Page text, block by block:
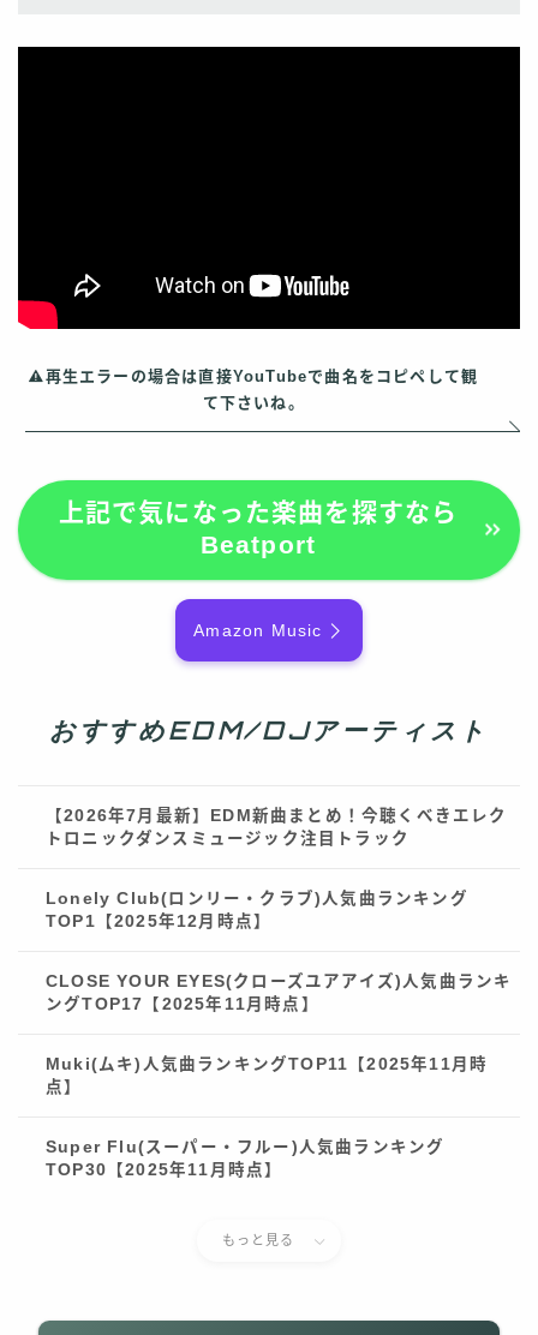
再生エラーの場合は直接YouTubeで曲名をコピペして観
て下さいね。
上記で気になった楽曲を探すなら
Beatport
Amazon Music
おすすめEDM/DJアーティスト
【2026年7月最新】EDM新曲まとめ！今聴くべきエレク
トロニックダンスミュージック注目トラック
Lonely Club(ロンリー・クラブ)人気曲ランキング
TOP1【2025年12月時点】
CLOSE YOUR EYES(クローズユアアイズ)人気曲ランキ
ングTOP17【2025年11月時点】
Muki(ムキ)人気曲ランキングTOP11【2025年11月時
点】
Super Flu(スーパー・フルー)人気曲ランキング
TOP30【2025年11月時点】
もっと見る